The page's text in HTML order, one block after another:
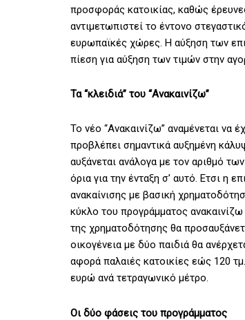
προσφοράς κατοικίας, καθώς
αντιμετωπιστεί το έντονο
ευρωπαϊκές χώρες. Η αύξηση των
πίεση για αύξηση των τιμών στην
Τα “κλειδιά” του “Ανακαινίζω”
Το νέο “Ανακαινίζω” αναμένεται να
προβλέπει σημαντικά αυξημένη
αυξάνεται ανάλογα με τον αριθμό
όρια για την ένταξη σ’ αυτό. Ετσι η
ανακαίνισης με βασική
κύκλο του προγράμματος
της χρηματοδότησης θα
οικογένεια με δύο παιδιά θα
αφορά παλαιές κατοικίες εώς 120
ευρώ ανά τετραγωνικό μέτρο.
Οι δύο φάσεις του προγράμματος